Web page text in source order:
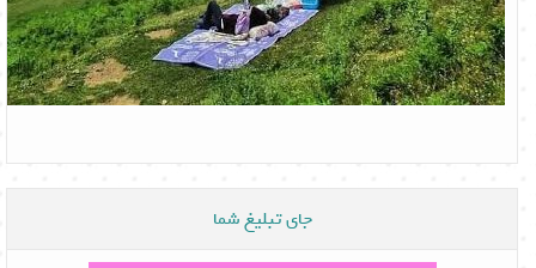
جای تبلیغ شما